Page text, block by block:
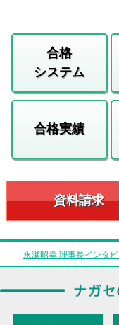
合格
システム
合格実績
資料請求
永瀬昭幸 理事長インタ